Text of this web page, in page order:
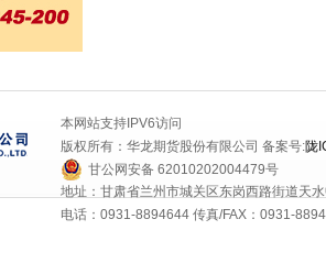
本网站支持IPV6访问
版权所有：华龙期货股份有限公司 备案号:陇
甘公网安备 62010202004479号
地址：甘肃省兰州市城关区东岗西路街道天
电话：0931-8894644 传真/FAX：0931-